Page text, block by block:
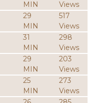
MIN
Views
29
MIN
517
Views
31
MIN
298
Views
29
MIN
203
Views
25
MIN
273
Views